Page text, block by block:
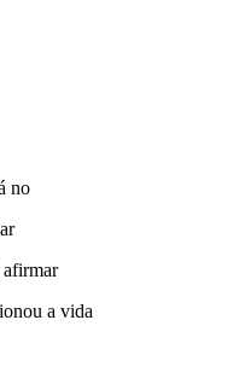
no
a vida